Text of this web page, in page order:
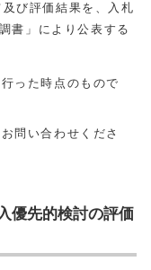
び評価結果を、入札
書」により公表する
った時点のもので
問い合わせくださ
優先的検討の評価